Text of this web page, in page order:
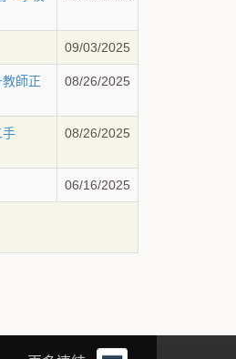
09/03/2025
師正
08/26/2025
手
08/26/2025
06/16/2025